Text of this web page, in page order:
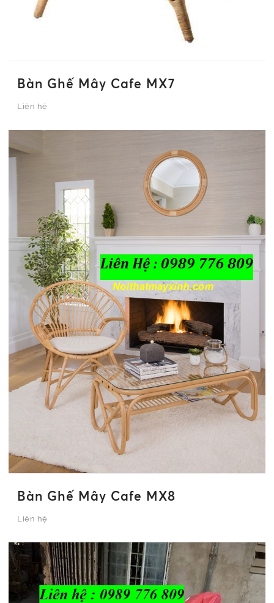
Bàn Ghế Mây Cafe MX7
Liên hệ
Bàn Ghế Mây Cafe MX8
Liên hệ